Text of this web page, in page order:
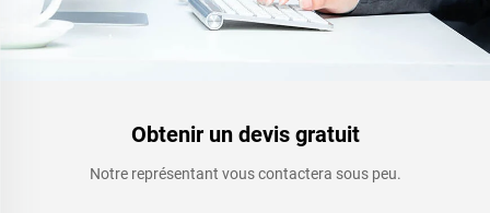
Obtenir un devis gratuit
Notre représentant vous contactera sous peu.